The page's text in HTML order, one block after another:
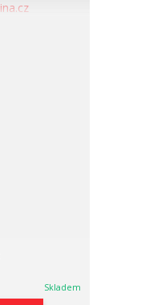
Skladem